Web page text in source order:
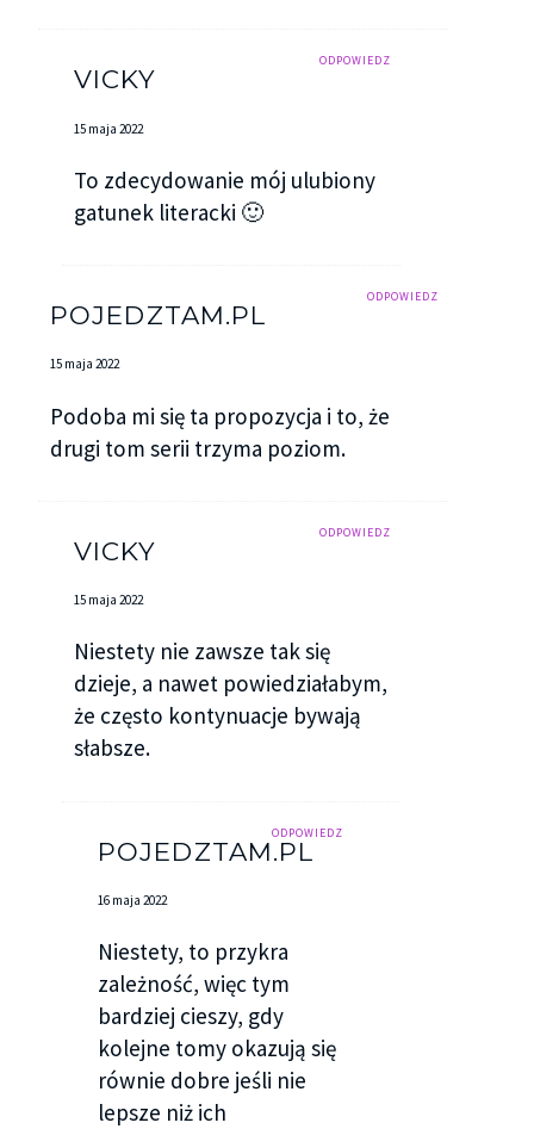
ODPOWIEDZ
VICKY
15 maja 2022
To zdecydowanie mój ulubiony
gatunek literacki 🙂
ODPOWIEDZ
POJEDZTAM.PL
15 maja 2022
Podoba mi się ta propozycja i to, że
drugi tom serii trzyma poziom.
ODPOWIEDZ
VICKY
15 maja 2022
Niestety nie zawsze tak się
dzieje, a nawet powiedziałabym,
że często kontynuacje bywają
słabsze.
ODPOWIEDZ
POJEDZTAM.PL
16 maja 2022
Niestety, to przykra
zależność, więc tym
bardziej cieszy, gdy
kolejne tomy okazują się
równie dobre jeśli nie
lepsze niż ich